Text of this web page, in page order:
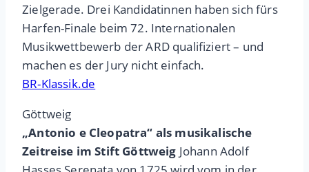
Zielgerade. Drei Kandidatinnen haben sich fürs
Harfen-Finale beim 72. Internationalen
Musikwettbewerb der ARD qualifiziert – und
machen es der Jury nicht einfach.
BR-Klassik.de
Göttweig
„Antonio e Cleopatra“ als musikalische
Zeitreise im Stift Göttweig Johann Adolf